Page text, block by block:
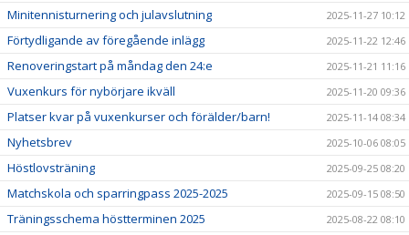
Minitennisturnering och julavslutning 2025-11-27 10:12
Förtydligande av föregående inlägg 2025-11-22 12:46
Renoveringstart på måndag den 24:e 2025-11-21 11:16
Vuxenkurs för nybörjare ikväll 2025-11-20 09:36
Platser kvar på vuxenkurser och förälder/barn! 2025-11-14 08:34
Nyhetsbrev 2025-10-06 08:05
Höstlovsträning 2025-09-25 08:20
Matchskola och sparringpass 2025-2025 2025-09-15 08:50
Träningsschema höstterminen 2025 2025-08-22 08:10